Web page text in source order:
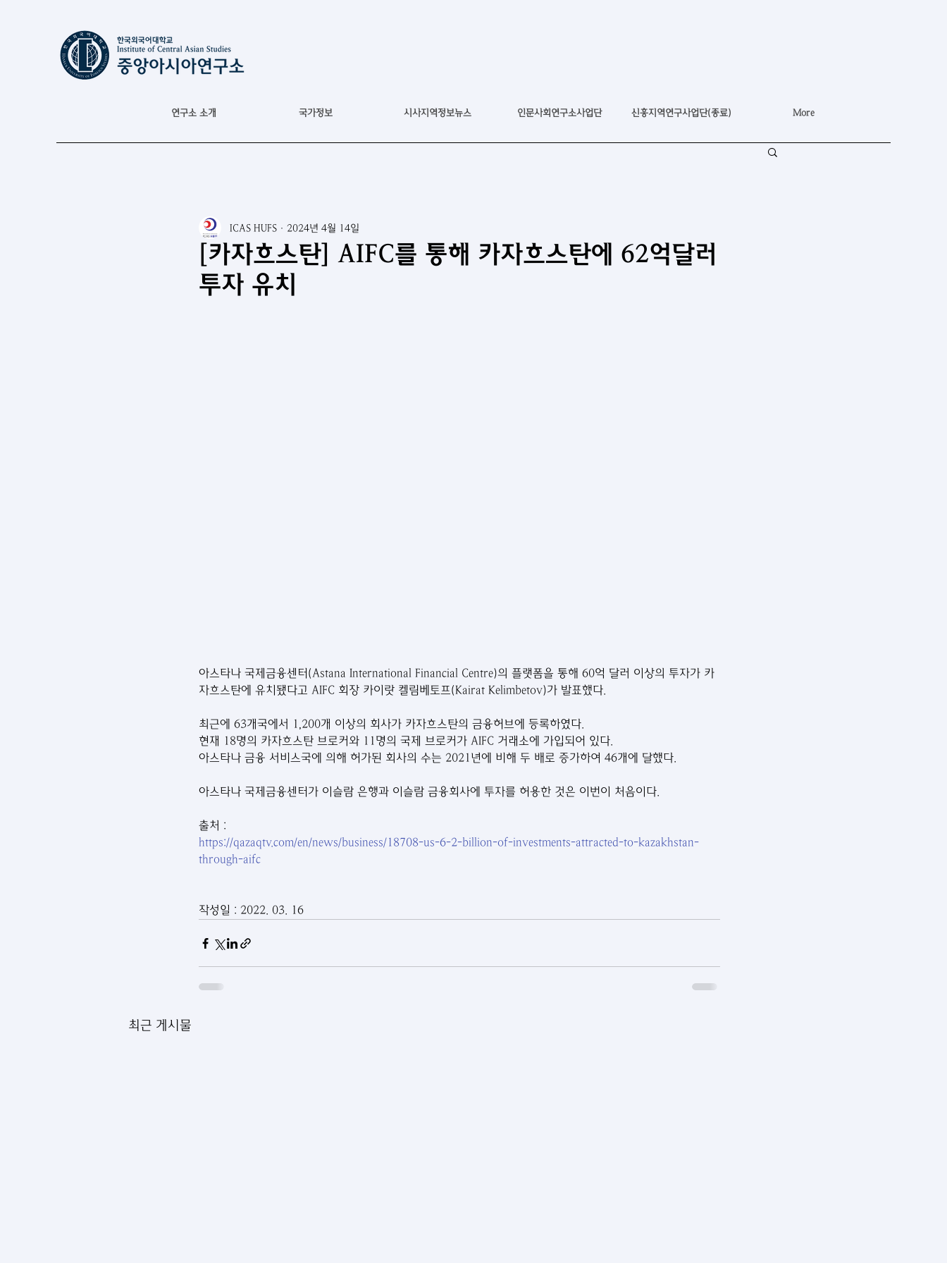
연구소 소개 국가정보 시사지역정보뉴스 인문사회연구소사업단 신흥지역연구사업단(종료) More
[카자흐스탄] AIFC를 통해 카자흐스탄에 62억달러
투자 유치
ICAS HUFS 2024년 4월 14일
아스타나 국제금융센터(Astana International Financial Centre)의 플랫폼을 통해 60억 달러 이상의 투자가 카
자흐스탄에 유치됐다고 AIFC 회장 카이랏 켈림베토프(Kairat Kelimbetov)가 발표했다.
최근에 63개국에서 1,200개 이상의 회사가 카자흐스탄의 금융허브에 등록하였다.
현재 18명의 카자흐스탄 브로커와 11명의 국제 브로커가 AIFC 거래소에 가입되어 있다.
아스타나 금융 서비스국에 의해 허가된 회사의 수는 2021년에 비해 두 배로 증가하여 46개에 달했다.
아스타나 국제금융센터가 이슬람 은행과 이슬람 금융회사에 투자를 허용한 것은 이번이 처음이다.
출처 : ﻿
https://qazaqtv.com/en/news/business/18708-us-6-2-billion-of-investments-attracted-to-kazakhstan-
through-aifc
작성일 : 2022. 03. 16
최근 게시물